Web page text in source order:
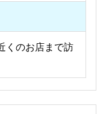
くのお店まで訪